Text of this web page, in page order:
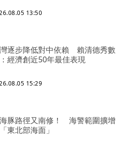
13:50
逐步降低對中依賴 賴清德秀數
經濟創近50年最佳表現
15:29
豚路徑又南修！ 海警範圍擴增
東北部海面」